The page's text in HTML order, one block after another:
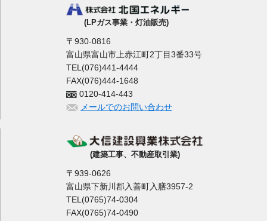
(LPガス事業・灯油販売)
〒930-0816
富山県富山市上赤江町2丁目3番33号
TEL(076)441-4444
FAX(076)444-1648
0120-414-443
メールでのお問い合わせ
(建築工事、不動産取引業)
〒939-0626
富山県下新川郡入善町入膳3957-2
TEL(0765)74-0304
FAX(0765)74-0490